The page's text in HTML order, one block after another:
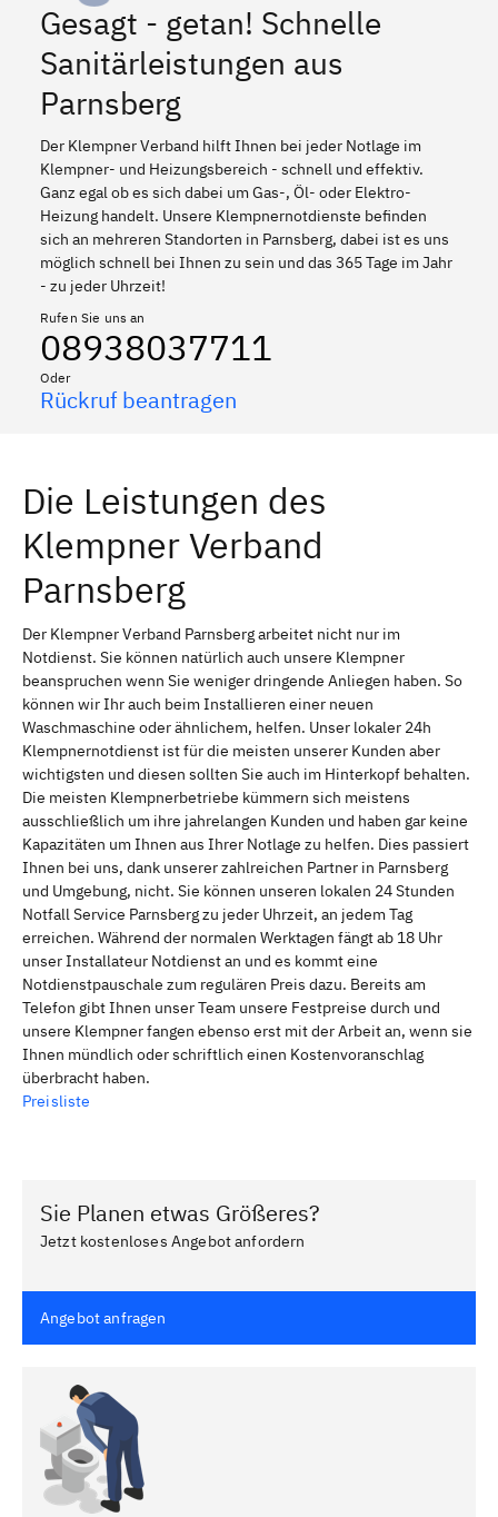
Gesagt - getan! Schnelle
Sanitärleistungen aus
Parnsberg
Der Klempner Verband hilft Ihnen bei jeder Notlage im
Klempner- und Heizungsbereich - schnell und effektiv.
Ganz egal ob es sich dabei um Gas-, Öl- oder Elektro-
Heizung handelt. Unsere Klempnernotdienste befinden
sich an mehreren Standorten in Parnsberg, dabei ist es uns
möglich schnell bei Ihnen zu sein und das 365 Tage im Jahr
- zu jeder Uhrzeit!
Rufen Sie uns an
08938037711
Oder
Rückruf beantragen
Die Leistungen des
Klempner Verband
Parnsberg
Der Klempner Verband Parnsberg arbeitet nicht nur im
Notdienst. Sie können natürlich auch unsere Klempner
beanspruchen wenn Sie weniger dringende Anliegen haben. So
können wir Ihr auch beim Installieren einer neuen
Waschmaschine oder ähnlichem, helfen. Unser lokaler 24h
Klempnernotdienst ist für die meisten unserer Kunden aber
wichtigsten und diesen sollten Sie auch im Hinterkopf behalten.
Die meisten Klempnerbetriebe kümmern sich meistens
ausschließlich um ihre jahrelangen Kunden und haben gar keine
Kapazitäten um Ihnen aus Ihrer Notlage zu helfen. Dies passiert
Ihnen bei uns, dank unserer zahlreichen Partner in Parnsberg
und Umgebung, nicht. Sie können unseren lokalen 24 Stunden
Notfall Service Parnsberg zu jeder Uhrzeit, an jedem Tag
erreichen. Während der normalen Werktagen fängt ab 18 Uhr
unser Installateur Notdienst an und es kommt eine
Notdienstpauschale zum regulären Preis dazu. Bereits am
Telefon gibt Ihnen unser Team unsere Festpreise durch und
unsere Klempner fangen ebenso erst mit der Arbeit an, wenn sie
Ihnen mündlich oder schriftlich einen Kostenvoranschlag
überbracht haben.
Preisliste
Sie Planen etwas Größeres?
Jetzt kostenloses Angebot anfordern
Angebot anfragen